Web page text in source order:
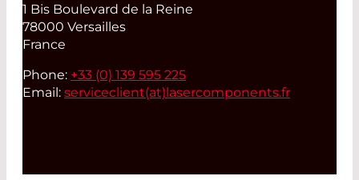
1 Bis Boulevard de la Reine
78000 Versailles
France
Phone: +33 (0) 139 595 225
Email: serviceclient(at)lasercomponents.fr